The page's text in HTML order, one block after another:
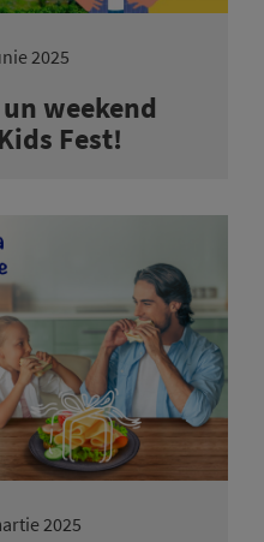
2025
weekend
Fest!
2025